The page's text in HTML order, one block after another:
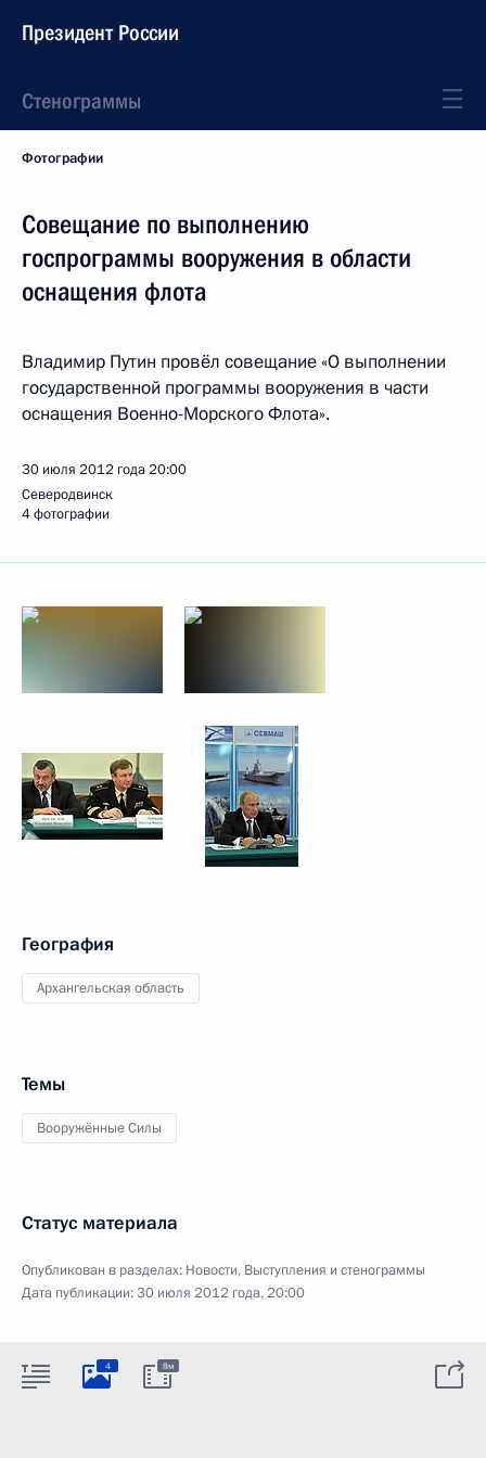
Президент России
Стенограммы
Фотографии
Совещание по выполнению
госпрограммы вооружения в области
оснащения флота
Владимир Путин провёл совещание «О выполнении
государственной программы вооружения в части
оснащения Военно-Морского Флота».
30 июля 2012 года20:00
Северодвинск
4 фотографии
География
Архангельская область
Темы
Вооружённые Силы
Статус материала
Опубликован в разделах: Новости, Выступления и стенограммы
Дата публикации:30 июля 2012 года, 20:00
4 8м